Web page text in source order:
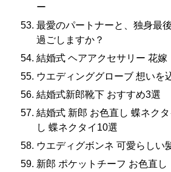
ー
最愛のパートナーと、独身最
過ごしますか？
結婚式 ヘアアクセサリー 花嫁
ウエディンググローブ 想いを
結婚式新郎靴下 おすすめ3選
結婚式 新郎 お色直し 蝶ネク
し 蝶ネクタイ10選
ウエディグボンネ 可愛らしい
新郎 ポケットチーフ お色直し